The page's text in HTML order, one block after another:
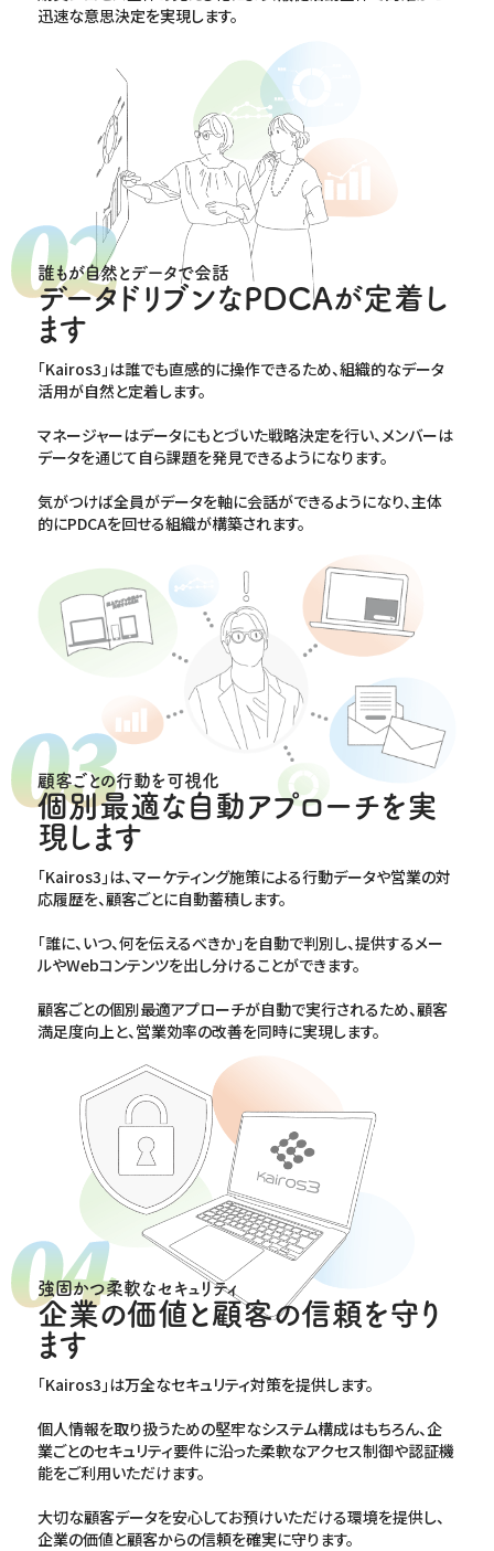
迅速な意思決定を実現します。
誰もが自然とデータで会話
データドリブンなPDCAが定着し
ます
｢Kairos3｣は誰でも直感的に操作できるため、組織的なデータ
活用が自然と定着します。
マネージャーはデータにもとづいた戦略決定を行い、メンバーは
データを通じて自ら課題を発見できるようになります。
気がつけば全員がデータを軸に会話ができるようになり、主体
的にPDCAを回せる組織が構築されます。
顧客ごとの行動を可視化
個別最適な自動アプローチを実
現します
｢Kairos3｣は、マーケティング施策による行動データや営業の対
応履歴を、顧客ごとに自動蓄積します。
｢誰に、いつ、何を伝えるべきか」を自動で判別し、提供するメー
ルやWebコンテンツを出し分けることができます。
顧客ごとの個別最適アプローチが自動で実行されるため、顧客
満足度向上と、営業効率の改善を同時に実現します。
強固かつ柔軟なセキュリティ
企業の価値と顧客の信頼を守り
ます
｢Kairos3｣は万全なセキュリティ対策を提供します。
個人情報を取り扱うための堅牢なシステム構成はもちろん、企
業ごとのセキュリティ要件に沿った柔軟なアクセス制御や認証機
能をご利用いただけます。
大切な顧客データを安心してお預けいただける環境を提供し、
企業の価値と顧客からの信頼を確実に守ります。